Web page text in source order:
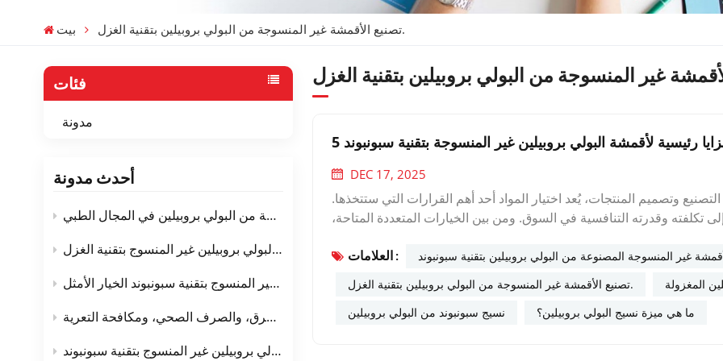
بيت تصنيع الأقمشة غير المنسوجة من البولي بروبيلين بتقنية الغزل.
فئات
مدونة
أحدث مدونة
استخدام الأقمشة غير المنسوجة المصنوعة من البولي بروبيلين في المجال الطبي
مخطط عملية تصنيع نسيج البولي بروبيلين غير المنسوج بتقنية الغزل
التغليف القابل للتهوية - لماذا يعتبر نسيج البولي بروبيلين غير المنسوج بتقنية سبونبوند الخيار الأمثل
ألياف البولي بروبيلين غير المنسوجة بتقنية سبونبوند في المنسوجات الأرضية - الطرق، والصرف الصحي، ومكافحة التعرية
عمر خدمة نسيج البولي بروبيلين غير المنسوج بتقنية سبونبوند
رئيسية لأقمشة البولي بروبيلين غير المنسوجة بتقنية سبونبوند
DEC 17, 2025
وتصميم المنتجات، يُعد اختيار المواد أحد أهم القرارات التي ستتخذها.
تكلفته وقدرته التنافسية في السوق. ومن بين الخيارات المتعددة المتاحة،
فقد شهدنا بأنفسنا كيف تُحدث هذه المادة نقلة نوعية في المنتجات
راتنجات البولي بروبيلين عموماً أقل تكلفة من البوليستر أو بدائل البوليمر
مما يقلل من نفقات التصنيع.بفضل خفة وزنها، فإنك تستخدم كمية أقل من
العلامات :
غير المنسوجة المصنوعة من البولي بروبيلين بتقنية سبونبوند
تصنيع الأقمشة غير المنسوجة من البولي بروبيلين بتقنية الغزل.
المغزولة
نسيج سبونبوند من البولي بروبيلين
ما هي ميزة نسيج البولي بروبيلين؟